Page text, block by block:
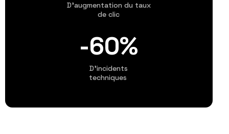
D’augmentation du taux
de clic
-61%
D’incidents
techniques